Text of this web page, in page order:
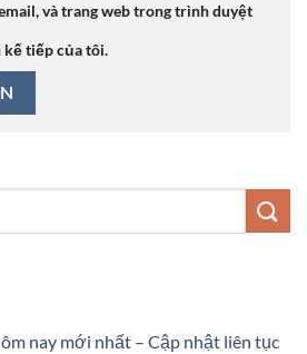
và trang web trong trình duyệt
kế tiếp của tôi.
nay mới nhất – Cập nhật liên tục